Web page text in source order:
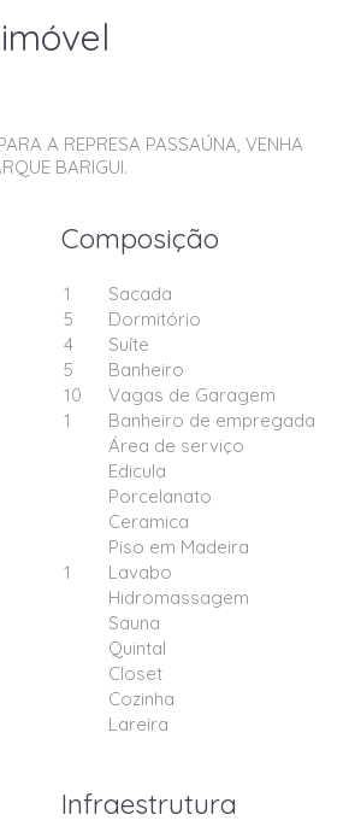
A REPRESA PASSAÚNA, VENHA
BARIGUI.
Composição
1
Sacada
5
Dormitório
4
Suíte
5
Banheiro
10
Vagas de Garagem
1
Banheiro de empregada
Área de serviço
Edicula
Porcelanato
Ceramica
Piso em Madeira
1
Lavabo
Hidromassagem
Sauna
Quintal
Closet
Cozinha
Lareira
Infraestrutura